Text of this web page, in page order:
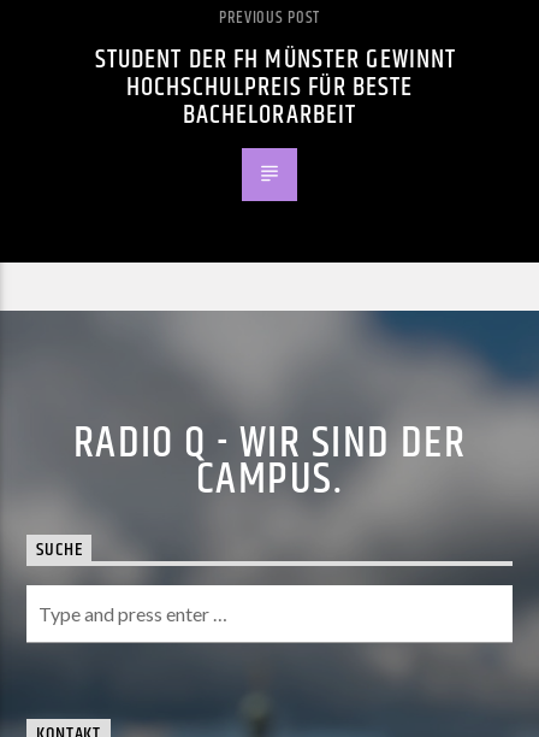
PREVIOUS POST
STUDENT DER FH MÜNSTER GEWINNT
HOCHSCHULPREIS FÜR BESTE
BACHELORARBEIT
RADIO Q - WIR SIND DER
CAMPUS.
SUCHE